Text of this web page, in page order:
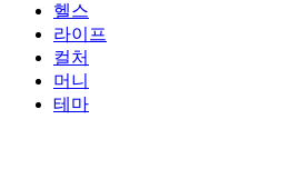
헬스
라이프
컬처
머니
테마